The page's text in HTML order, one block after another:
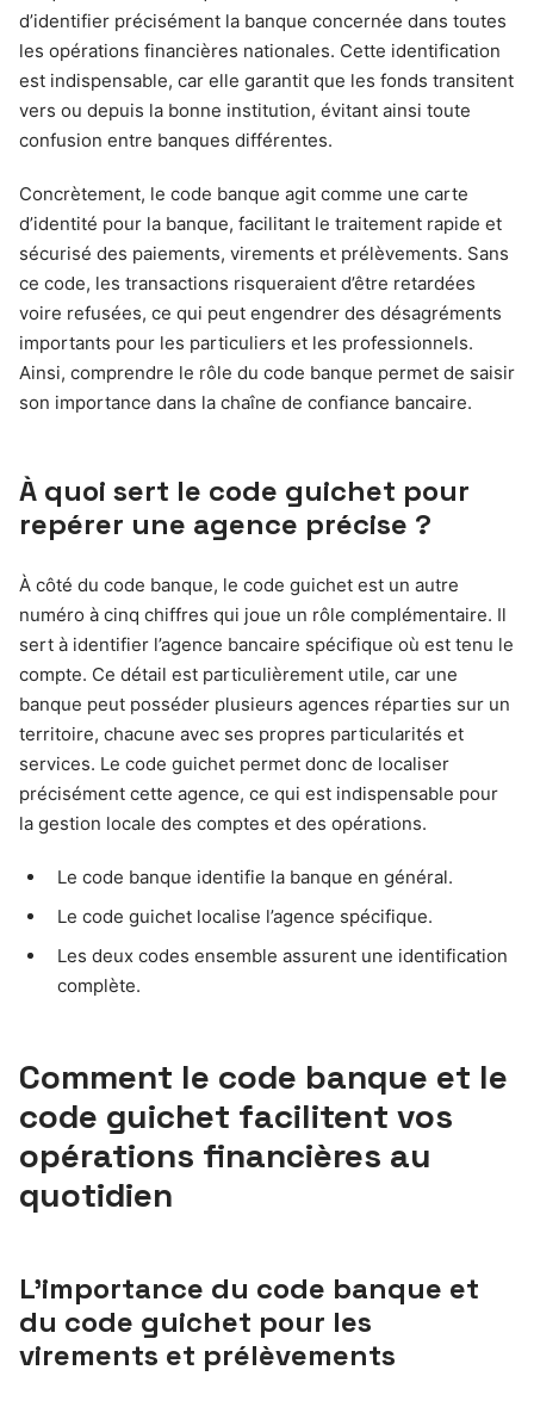
d’identifier précisément la banque concernée dans toutes
les opérations financières nationales. Cette identification
est indispensable, car elle garantit que les fonds transitent
vers ou depuis la bonne institution, évitant ainsi toute
confusion entre banques différentes.
Concrètement, le code banque agit comme une carte
d’identité pour la banque, facilitant le traitement rapide et
sécurisé des paiements, virements et prélèvements. Sans
ce code, les transactions risqueraient d’être retardées
voire refusées, ce qui peut engendrer des désagréments
importants pour les particuliers et les professionnels.
Ainsi, comprendre le rôle du code banque permet de saisir
son importance dans la chaîne de confiance bancaire.
À quoi sert le code guichet pour
repérer une agence précise ?
À côté du code banque, le code guichet est un autre
numéro à cinq chiffres qui joue un rôle complémentaire. Il
sert à identifier l’agence bancaire spécifique où est tenu le
compte. Ce détail est particulièrement utile, car une
banque peut posséder plusieurs agences réparties sur un
territoire, chacune avec ses propres particularités et
services. Le code guichet permet donc de localiser
précisément cette agence, ce qui est indispensable pour
la gestion locale des comptes et des opérations.
Le code banque identifie la banque en général.
Le code guichet localise l’agence spécifique.
Les deux codes ensemble assurent une identification
complète.
Comment le code banque et le
code guichet facilitent vos
opérations financières au
quotidien
L’importance du code banque et
du code guichet pour les
virements et prélèvements